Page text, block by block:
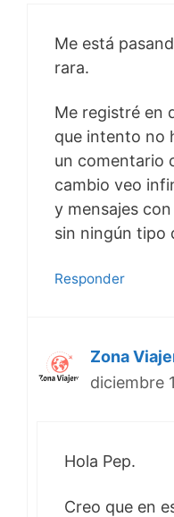
Me está
rara.
Me registré en
que intento no
un comentario
cambio veo
y mensajes
sin ningún tipo
Responder
Zona
diciembre
Hola Pep.
Creo que en